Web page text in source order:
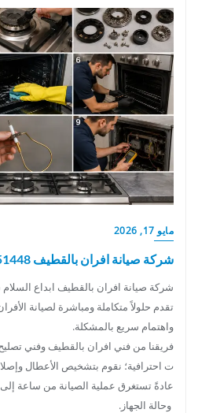
مايو 17, 2026
شركة صيانة افران بالقطيف 0539351448
شركة صيانة افران بالقطيف ابداع
تقدم حلولاً متكاملة ومباشرة لصيانة
واهتمام سريع بالمشكلة.
فريقنا من فني افران بالقطيف وفني
ت احترافية؛ نقوم بتشخيص الأعطال
عادةً تستغرق عملية الصيانة من ساعة
وحالة الجهاز.